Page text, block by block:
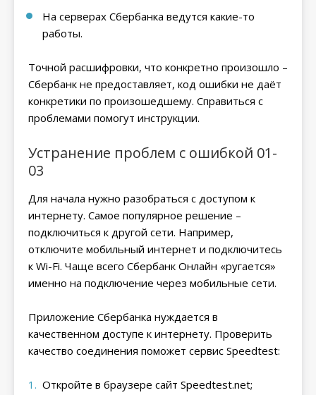
На серверах Сбербанка ведутся какие-то
работы.
Точной расшифровки, что конкретно произошло –
Сбербанк не предоставляет, код ошибки не даёт
конкретики по произошедшему. Справиться с
проблемами помогут инструкции.
Устранение проблем с ошибкой 01-
03
Для начала нужно разобраться с доступом к
интернету. Самое популярное решение –
подключиться к другой сети. Например,
отключите мобильный интернет и подключитесь
к Wi-Fi. Чаще всего Сбербанк Онлайн «ругается»
именно на подключение через мобильные сети.
Приложение Сбербанка нуждается в
качественном доступе к интернету. Проверить
качество соединения поможет сервис Speedtest:
Откройте в браузере сайт Speedtest.net;